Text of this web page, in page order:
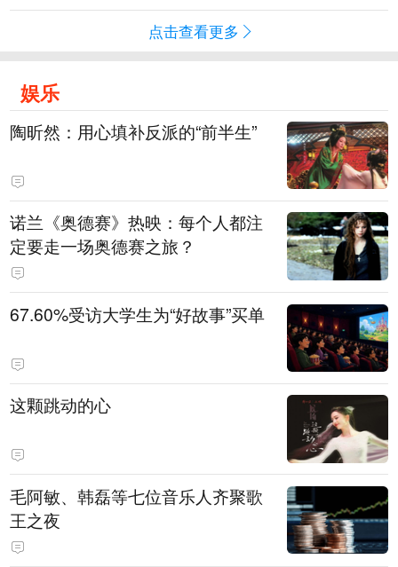
点击查看更多
娱乐
陶昕然：用心填补反派的“前半生”
诺兰《奥德赛》热映：每个人都注
定要走一场奥德赛之旅？
67.60%受访大学生为“好故事”买单
这颗跳动的心
毛阿敏、韩磊等七位音乐人齐聚歌
王之夜